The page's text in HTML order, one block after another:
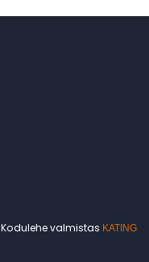
Kodulehe valmistas KATING